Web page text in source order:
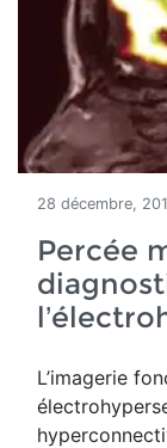
28 décembre,
Percée
L’imagerie